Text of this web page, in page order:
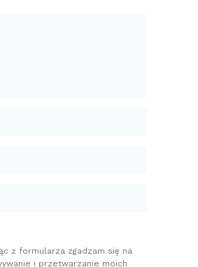
z formularza zgadzam się na
i przetwarzanie moich